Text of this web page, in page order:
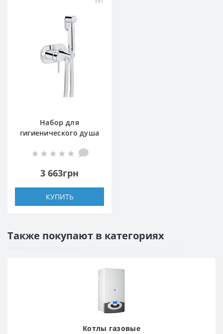
Набор для
гигиенического душа
CRM V00440501
3 663грн
КУПИТЬ
Также покупают в категориях
Котлы газовые